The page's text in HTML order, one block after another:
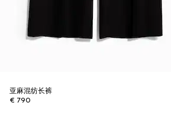
亚麻混纺长裤
€ 790